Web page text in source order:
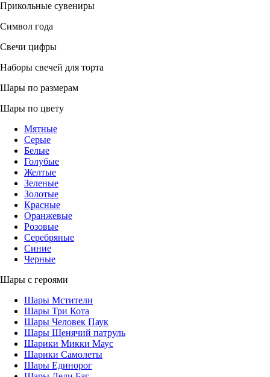
Прикольные сувениры
Символ года
Свечи цифры
Наборы свечей для торта
Шары по размерам
Шары по цвету
Мятные
Серые
Белые
Голубые
Желтые
Зеленые
Золотые
Красные
Оранжевые
Розовые
Серебряные
Синие
Черные
Шары с героями
Шары Мстители
Шары Три Кота
Шары Человек Паук
Шары Щенячий патруль
Шарики Микки Маус
Шарики Самолеты
Шары Единорог